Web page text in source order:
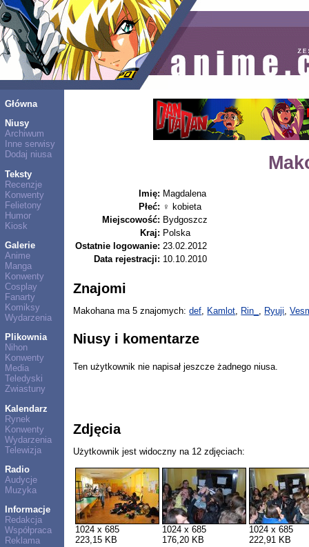
Główna
Niusy
Archiwum
Inne serwisy
Dodaj niusa
Teksty
Recenzje
Konwenty
Felietony
Humor
Kiosk
Galerie
Anime
Manga
Konwenty
Cosplay
Fanarty
Komiksy
Wydarzenia
Plikownia
Nihon
Konwenty
Media
Teledyski
Zwiastuny
Kalendarz
Rynek
Konwenty
Wydarzenia
Telewizja
Radio
Audycje
Muzyka
Informacje
Redakcja
Współpraca
Reklama
Imię: Magdalena
Płeć: ♀ kobieta
Miejscowość: Bydgoszcz
Kraj: Polska
Ostatnie logowanie: 23.02.2012
Data rejestracji: 10.10.2010
Znajomi
Makohana ma 5 znajomych:def, Kamlot, Rin_ , Ryuji,
Niusy i komentarze
Ten użytkownik nie napisał jeszcze żadnego niusa.
Zdjęcia
Użytkownik jest widoczny na 12 zdjęciach:
1024 x 685
223,15 KB
1024 x 685
176,20 KB
1024 x 685
222,91 KB